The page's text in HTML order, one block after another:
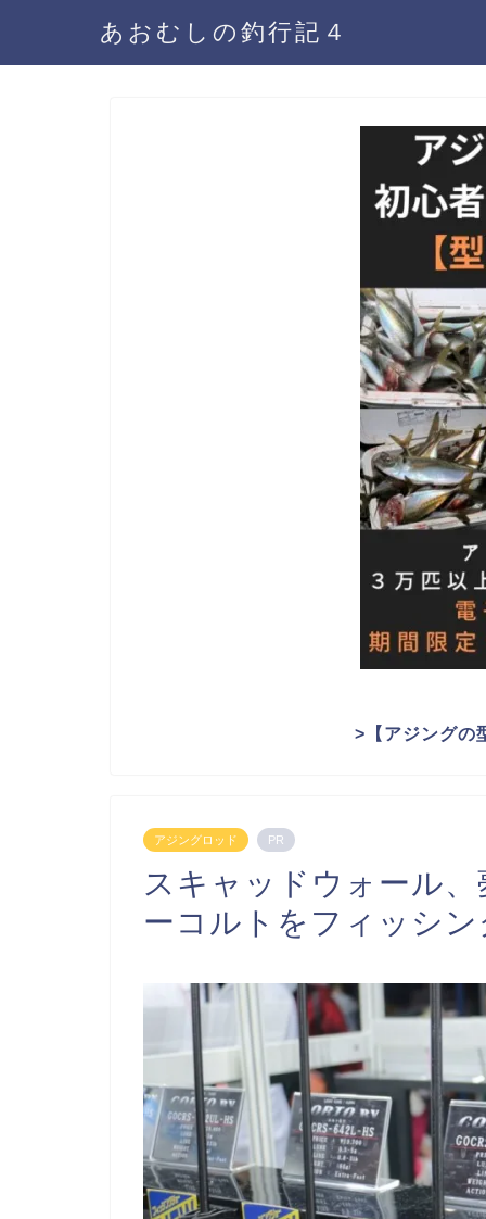
あおむしの釣行記４
> 【アジング
アジングロッド PR
スキャッドウォール
ーコルトをフィッシ